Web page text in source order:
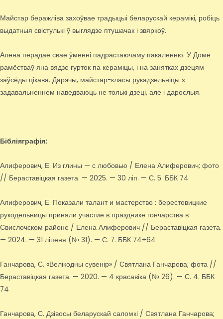
Майстар беражліва захоўвае традыцыі беларускай керамікі, робіць
выдатныя свістулькі ў выглядзе птушачак і звяркоў.
Алена перадае свае ўменні падрастаючаму пакаленню. У Доме
рамёстваў яна вядзе гурток па кераміцы, і на занятках дзецям
заўсёды цікава. Дарэчы, майстар-класы рукадзельніцы з
задавальненнем наведваюць не толькі дзеці, але і дарослыя.
Бібліяграфія:
Алиферович, Е. Из глины — с любовью / Елена Алиферович; фото
// Бераставіцкая газета. — 2025. — 30 ліп. — С. 5. ББК 74
Алиферович, Е. Показали талант и мастерство : берестовицкие
рукодельницы приняли участие в празднике гончарства в
Свислочском районе / Елена Алиферович // Бераставіцкая газета.
— 2024. — 31 ліпеня (№ 31). — С. 7. ББК 74+64
Ганчарова, С. «Велікодны сувенір» / Святлана Ганчарова; фота //
Бераставіцкая газета. — 2020. — 4 красавіка (№ 26). — С. 4. ББК
74
Ганчарова, С. Дзівосы беларускай саломкі / Святлана Ганчарова;